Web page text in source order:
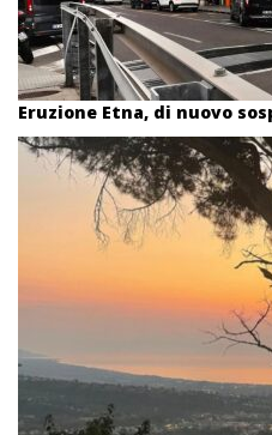
Eruzione Etna, di nuovo